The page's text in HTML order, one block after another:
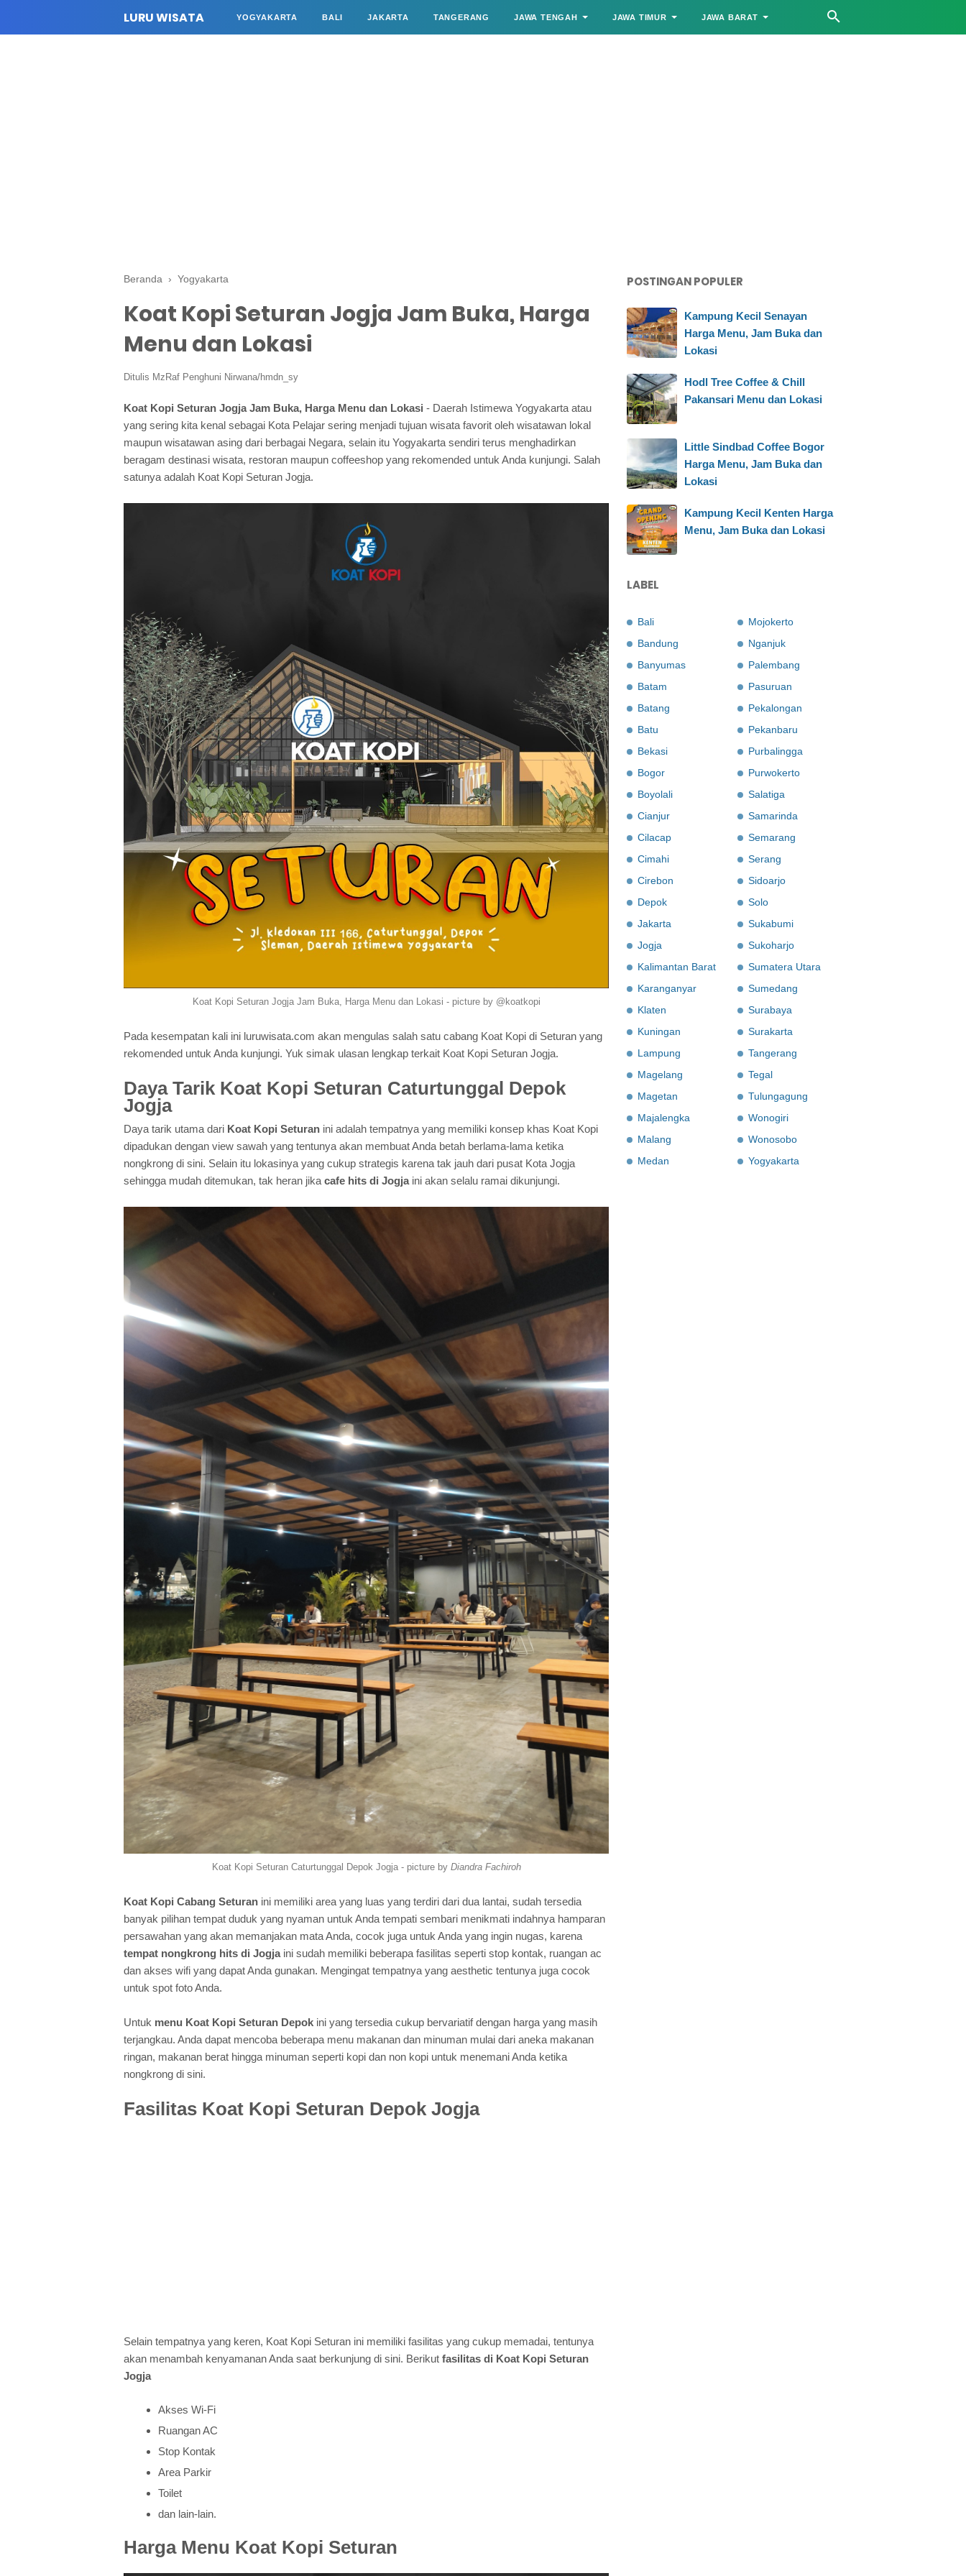
LURU WISATA YOGYAKARTA BALI JAKARTA TANGERANG JAWA TENGAH JAWA TIMUR JAWA BARAT
Beranda › Yogyakarta
Koat Kopi Seturan Jogja Jam Buka, Harga
Menu dan Lokasi
Ditulis MzRaf Penghuni Nirwana/hmdn_sy
Koat Kopi Seturan Jogja Jam Buka, Harga Menu dan Lokasi - Daerah Istimewa Yogyakarta atau
yang sering kita kenal sebagai Kota Pelajar sering menjadi tujuan wisata favorit oleh wisatawan lokal
maupun wisatawan asing dari berbagai Negara, selain itu Yogyakarta sendiri terus menghadirkan
beragam destinasi wisata, restoran maupun coffeeshop yang rekomended untuk Anda kunjungi. Salah
satunya adalah Koat Kopi Seturan Jogja.
Koat Kopi Seturan Jogja Jam Buka, Harga Menu dan Lokasi - picture by @koatkopi
Pada kesempatan kali ini luruwisata.com akan mengulas salah satu cabang Koat Kopi di Seturan yang
rekomended untuk Anda kunjungi. Yuk simak ulasan lengkap terkait Koat Kopi Seturan Jogja.
Daya Tarik Koat Kopi Seturan Caturtunggal Depok
Jogja
Daya tarik utama dari Koat Kopi Seturan ini adalah tempatnya yang memiliki konsep khas Koat Kopi
dipadukan dengan view sawah yang tentunya akan membuat Anda betah berlama-lama ketika
nongkrong di sini. Selain itu lokasinya yang cukup strategis karena tak jauh dari pusat Kota Jogja
sehingga mudah ditemukan, tak heran jika cafe hits di Jogjaini akan selalu ramai dikunjungi.
Koat Kopi Seturan Caturtunggal Depok Jogja - picture by Diandra Fachiroh
Koat Kopi Cabang Seturan ini memiliki area yang luas yang terdiri dari dua lantai, sudah tersedia
banyak pilihan tempat duduk yang nyaman untuk Anda tempati sembari menikmati indahnya hamparan
persawahan yang akan memanjakan mata Anda, cocok juga untuk Anda yang ingin nugas, karena
tempat nongkrong hits di Jogjaini sudah memiliki beberapa fasilitas seperti stop kontak, ruangan ac
dan akses wifi yang dapat Anda gunakan. Mengingat tempatnya yang aesthetic tentunya juga cocok
untuk spot foto Anda.
Untuk menu Koat Kopi Seturan Depok ini yang tersedia cukup bervariatif dengan harga yang masih
terjangkau. Anda dapat mencoba beberapa menu makanan dan minuman mulai dari aneka makanan
ringan, makanan berat hingga minuman seperti kopi dan non kopi untuk menemani Anda ketika
nongkrong di sini.
Fasilitas Koat Kopi Seturan Depok Jogja
Selain tempatnya yang keren, Koat Kopi Seturan ini memiliki fasilitas yang cukup memadai, tentunya
akan menambah kenyamanan Anda saat berkunjung di sini. Berikut fasilitas di Koat Kopi Seturan
Jogja
Akses Wi-Fi
Ruangan AC
Stop Kontak
Area Parkir
Toilet
dan lain-lain.
Harga Menu Koat Kopi Seturan
POSTINGAN POPULER
Kampung Kecil Senayan
Harga Menu, Jam Buka dan
Lokasi
Hodl Tree Coffee & Chill
Pakansari Menu dan Lokasi
Little Sindbad Coffee Bogor
Harga Menu, Jam Buka dan
Lokasi
Kampung Kecil Kenten Harga
Menu, Jam Buka dan Lokasi
LABEL
Bali
Bandung
Banyumas
Batam
Batang
Batu
Bekasi
Bogor
Boyolali
Cianjur
Cilacap
Cimahi
Cirebon
Depok
Jakarta
Jogja
Kalimantan Barat
Karanganyar
Klaten
Kuningan
Lampung
Magelang
Magetan
Majalengka
Malang
Medan
Mojokerto
Nganjuk
Palembang
Pasuruan
Pekalongan
Pekanbaru
Purbalingga
Purwokerto
Salatiga
Samarinda
Semarang
Serang
Sidoarjo
Solo
Sukabumi
Sukoharjo
Sumatera Utara
Sumedang
Surabaya
Surakarta
Tangerang
Tegal
Tulungagung
Wonogiri
Wonosobo
Yogyakarta